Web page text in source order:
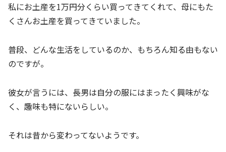
私にお土産を1万円分くらい買ってきてくれて、母にもた
くさんお土産を買ってきていました。
普段、どんな生活をしているのか、もちろん知る由もない
のですが。
彼女が言うには、長男は自分の服にはまったく興味がな
く、趣味も特にないらしい。
それは昔から変わってないようです。